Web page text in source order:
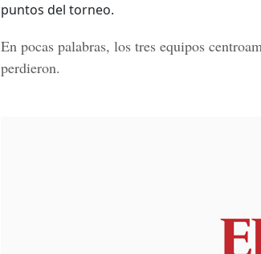
puntos del torneo.
En pocas palabras, los tres equipos
perdieron.